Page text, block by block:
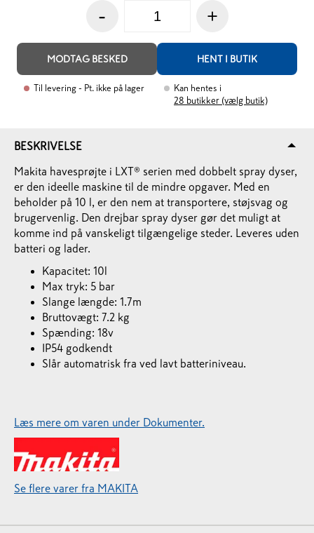
- +
MODTAG BESKED HENT I BUTIK
Til levering - Pt. ikke på lager
Kan hentes i
28 butikker (vælg butik)
BESKRIVELSE
Makita havesprøjte i LXT® serien med dobbelt spray dyser,
er den ideelle maskine til de mindre opgaver. Med en
beholder på 10 l, er den nem at transportere, støjsvag og
brugervenlig. Den drejbar spray dyser gør det muligt at
komme ind på vanskeligt tilgængelige steder. Leveres uden
batteri og lader.
Kapacitet: 10l
Max tryk: 5 bar
Slange længde: 1.7m
Bruttovægt: 7.2 kg
Spænding: 18v
IP54 godkendt
Slår automatrisk fra ved lavt batteriniveau.
Læs mere om varen under Dokumenter.
Se flere varer fra MAKITA